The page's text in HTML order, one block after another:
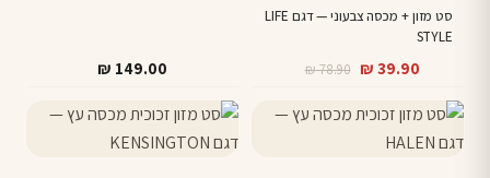
סט מזון + מכסה צבעוני — דגם LIFE
STYLE
₪78.90
המחיר
היה:
₪ 39.90
המחיר
הוא:
₪ 149.00